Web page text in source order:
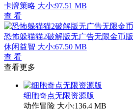
卡牌策略 大小:97.51 MB
查 看
恐怖躲猫猫2破解版无广告无限金币版
休闲益智 大小:67.50 MB
查 看
查看更多
细胞奇点无限资源版
动作冒险 大小:136.4 MB